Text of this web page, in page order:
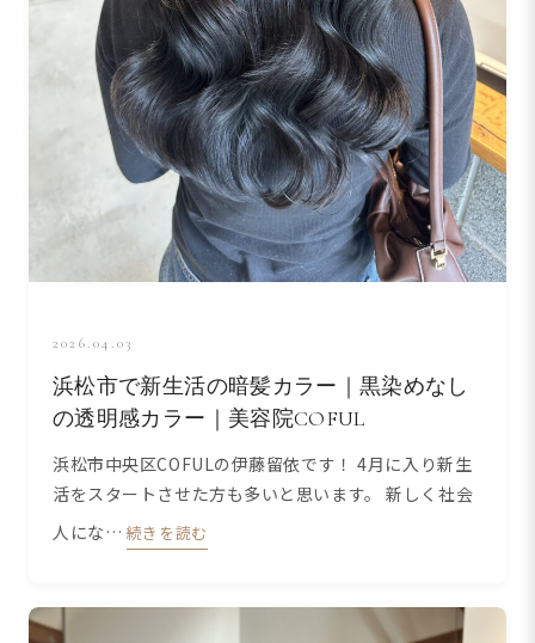
2026.04.03
浜松市で新生活の暗髪カラー｜黒染めなし
の透明感カラー｜美容院COFUL
浜松市中央区COFULの伊藤留依です！ 4月に入り新生
活をスタートさせた方も多いと思います。 新しく社会
人にな… 続きを読む